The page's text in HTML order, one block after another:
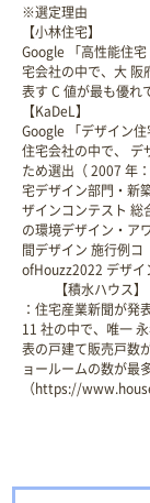
※選定理由
【小林住宅】
Google 「高性能住
宅会社の中で、大 阪
表す C 値が最も優れ
【KaDeL】
Google 「デザイン
住宅会社の中で、 デ
ため選出（ 2007 年
宅デザイン部門・新
ザインコンテスト 総
の環境デザイン・ア
間デザイン 施行例
ofHouzz2022 デザイ
【積水ハウス】
：住宅産業新聞が発
11 社の中で、唯一
表の戸建て販売戸数
ョールームの数が最
（https://